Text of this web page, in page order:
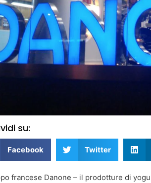
su:
Facebook Twitter
francese Danone – il prodotture di